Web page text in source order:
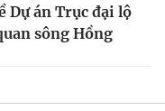
Dự án Trục đại lộ
sông Hồng